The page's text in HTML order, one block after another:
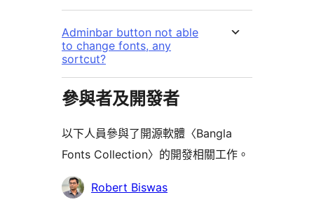
Adminbar button not able
to change fonts, any
sortcut?
參與者及開發者
以下人員參與了開源軟體〈Bangla
Fonts Collection〉的開發相關工作。
參
Robert Biswas